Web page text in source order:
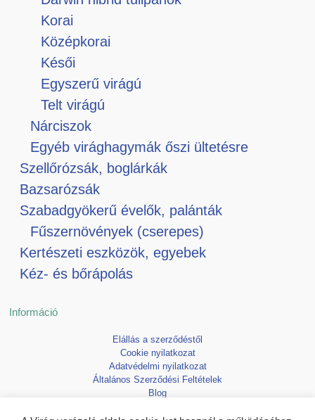
Korai
Középkorai
Késői
Egyszerű virágú
Telt virágú
Nárciszok
Egyéb virághagymák őszi ültetésre
Szellőrózsák, boglárkák
Bazsarózsák
Szabadgyökerű évelők, palánták
Fűszernövények (cserepes)
Kertészeti eszközök, egyebek
Kéz- és bőrápolás
Információ
Elállás a szerződéstől
Cookie nyilatkozat
Adatvédelmi nyilatkozat
Általános Szerződési Feltételek
Blog